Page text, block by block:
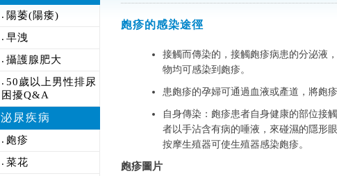
陽萎(陽痿)
早洩
攝護腺肥大
50歲以上男性排尿
困擾Q&A
泌尿疾病
皰疹
菜花
皰疹的感染途徑
接觸而傳染的，接觸皰疹病患的分泌液
物均可感染到皰疹。
患皰疹的孕婦可通過血液或產道，將皰
自身傳染：皰疹患者自身健康的部位接
者以手沾含有病的唾液，來碰濕的隱形
按摩生殖器可使生殖器感染皰疹。
皰疹圖片